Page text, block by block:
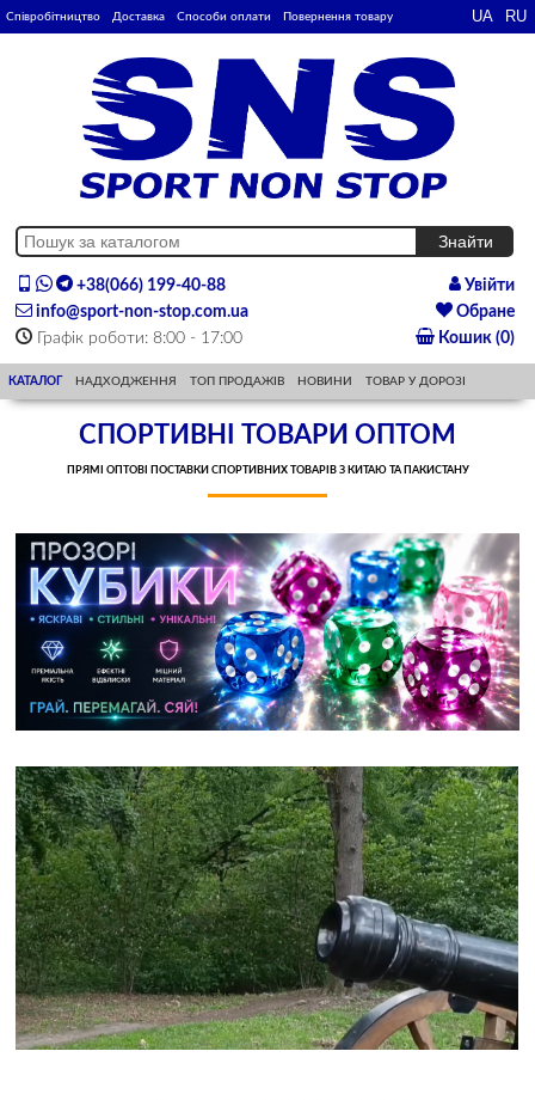
Співробітництво Доставка Способи оплати Повернення товару
+38(066) 199-40-88
info@sport-non-stop.com.ua
Графік роботи: 8:00 - 17:00
Увійти
Обране
Кошик (0)
КАТАЛОГ НАДХОДЖЕННЯ ТОП ПРОДАЖІВ НОВИНИ ТОВАР У ДОРОЗІ
СПОРТИВНІ ТОВАРИ ОПТОМ
ПРЯМІ ОПТОВІ ПОСТАВКИ СПОРТИВНИХ ТОВАРІВ З КИТАЮ ТА ПАКИСТАНУ